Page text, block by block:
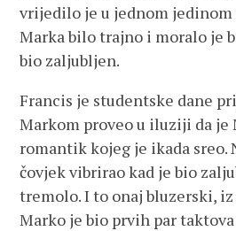
vrijedilo je u jednom jedinom
Marka bilo trajno i moralo je
bio zaljubljen.
Francis je studentske dane
Markom proveo u iluziji da je
romantik kojeg je ikada sreo.
čovjek vibrirao kad je bio
tremolo. I to onaj bluzerski,
Marko je bio prvih par